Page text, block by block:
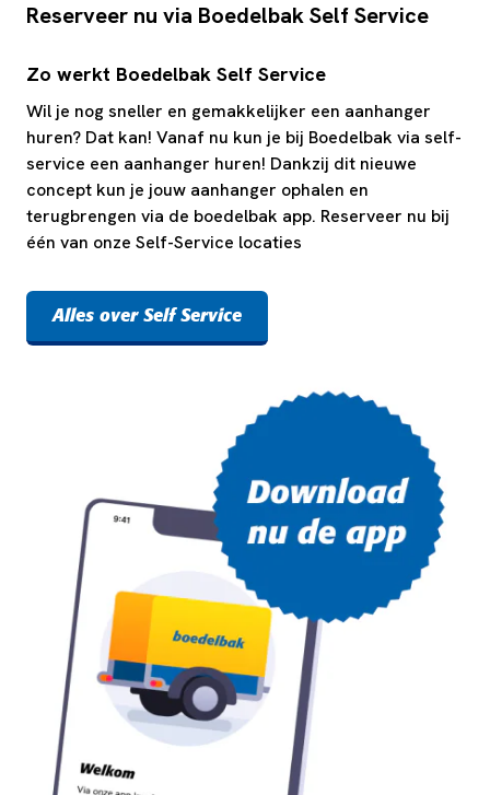
Reserveer nu via Boedelbak Self Service
Zo werkt Boedelbak Self Service
Wil je nog sneller en gemakkelijker een aanhanger
huren? Dat kan! Vanaf nu kun je bij Boedelbak via self-
service een aanhanger huren! Dankzij dit nieuwe
concept kun je jouw aanhanger ophalen en
terugbrengen via de boedelbak app. Reserveer nu bij
één van onze Self-Service locaties
Alles over Self Service